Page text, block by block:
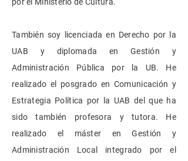
También soy licenciada en Derecho por la
UAB y diplomada en Gestión y
Administración Pública por la UB. He
realizado el posgrado en Comunicación y
Estrategia Política por la UAB del que ha
sido también profesora y tutora. He
realizado el máster en Gestión y
Administración Local integrado por el